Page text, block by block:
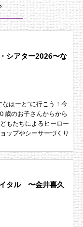
シアター2026〜な
はーと”に行こう！今
歳のお子さんからから
もたちによるヒーロー
ップやシーサーづくり
タル 〜金井喜久